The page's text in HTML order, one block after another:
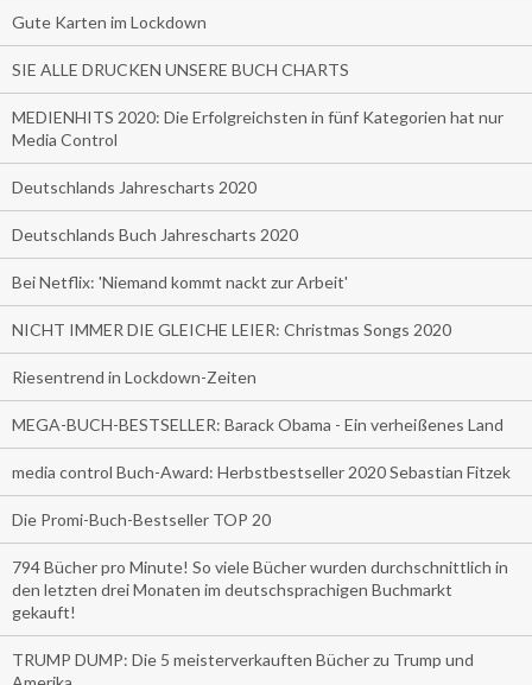
Gute Karten im Lockdown
SIE ALLE DRUCKEN UNSERE BUCH CHARTS
MEDIENHITS 2020: Die Erfolgreichsten in fünf Kategorien hat nur
Media Control
Deutschlands Jahrescharts 2020
Deutschlands Buch Jahrescharts 2020
Bei Netflix: 'Niemand kommt nackt zur Arbeit'
NICHT IMMER DIE GLEICHE LEIER: Christmas Songs 2020
Riesentrend in Lockdown-Zeiten
MEGA-BUCH-BESTSELLER: Barack Obama - Ein verheißenes Land
media control Buch-Award: Herbstbestseller 2020 Sebastian Fitzek
Die Promi-Buch-Bestseller TOP 20
794 Bücher pro Minute! So viele Bücher wurden durchschnittlich in
den letzten drei Monaten im deutschsprachigen Buchmarkt
gekauft!
TRUMP DUMP: Die 5 meisterverkauften Bücher zu Trump und